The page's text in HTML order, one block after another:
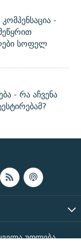
-
სოფელ
- რა აჩვენა
უფლება